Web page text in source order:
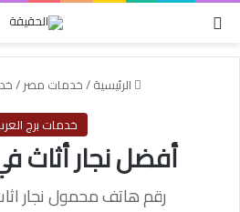
الرئيسية/خدمات مصر/
خدمات برج
أفضل نجار أثاث
رقم هاتف محمول نجار